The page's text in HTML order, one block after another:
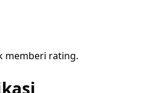
memberi rating.